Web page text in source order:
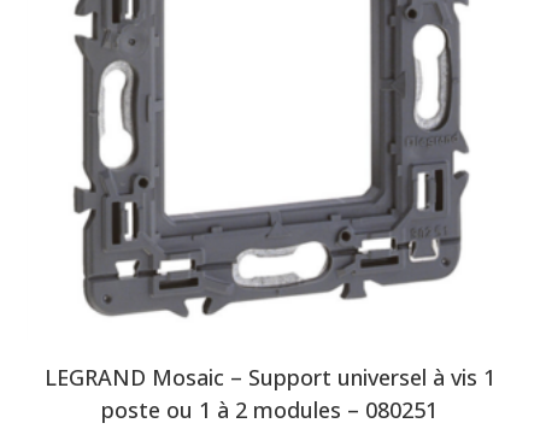
LEGRAND Mosaic – Support universel à vis 1
poste ou 1 à 2 modules – 080251